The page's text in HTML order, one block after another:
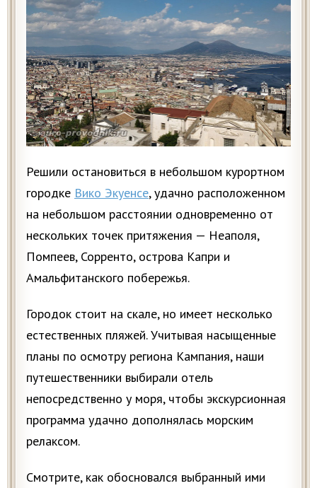
Решили остановиться в небольшом курортном
городке Вико Экуенсе, удачно расположенном
на небольшом расстоянии одновременно от
нескольких точек притяжения — Неаполя,
Помпеев, Сорренто, острова Капри и
Амальфитанского побережья.
Городок стоит на скале, но имеет несколько
естественных пляжей. Учитывая насыщенные
планы по осмотру региона Кампания, наши
путешественники выбирали отель
непосредственно у моря, чтобы экскурсионная
программа удачно дополнялась морским
релаксом.
Смотрите, как обосновался выбранный ими